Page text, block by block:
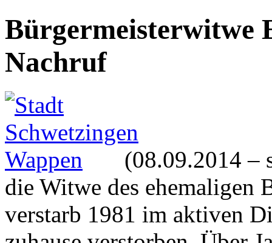
Bürgermeisterwitwe
Nachruf
(08.09.2014 –
die Witwe des ehemaligen
verstarb 1981 im aktiven